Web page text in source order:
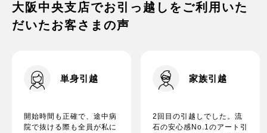
大阪中央支店でお引っ越しをご利用いた
だいたお客さまの声
単身引越
開始時間も正確で、途中病
院で抜ける際も全員が私に
家族引越
2回目の引越しでした。流
石の安心感No.1のアート引